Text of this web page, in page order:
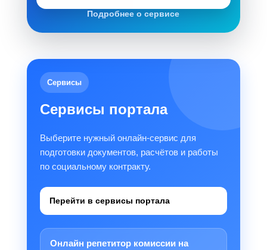
Подробнее о сервисе
Сервисы
Сервисы портала
Выберите нужный онлайн-сервис для
подготовки документов, расчётов и работы
по социальному контракту.
Перейти в сервисы портала
Онлайн репетитор комиссии на